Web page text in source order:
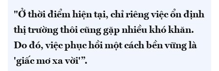
"Ở thời điểm hiện tại, chỉ riêng việc ổn định
thị trường thôi cũng gặp nhiều khó khăn.
Do đó, việc phục hồi một cách bền vững là
'giấc mơ xa vời'”.